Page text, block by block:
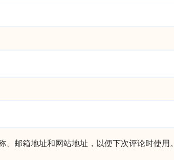
邮箱地址和网站地址，以便下次评论时使用。